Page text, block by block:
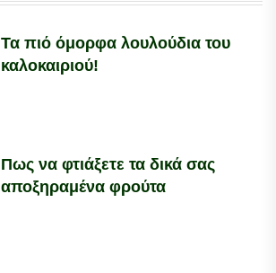
Τα πιό όμορφα λουλούδια του
καλοκαιριού!
Πως να φτιάξετε τα δικά σας
αποξηραμένα φρούτα